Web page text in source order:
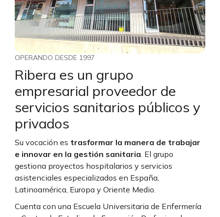
OPERANDO DESDE 1997
Ribera es un grupo
empresarial proveedor de
servicios sanitarios públicos y
privados
Su vocación es trasformar la manera de trabajar
e innovar en la gestión sanitaria . El grupo
gestiona proyectos hospitalarios y servicios
asistenciales especializados en España,
Latinoamérica, Europa y Oriente Medio.
Cuenta con una Escuela Universitaria de Enfermería